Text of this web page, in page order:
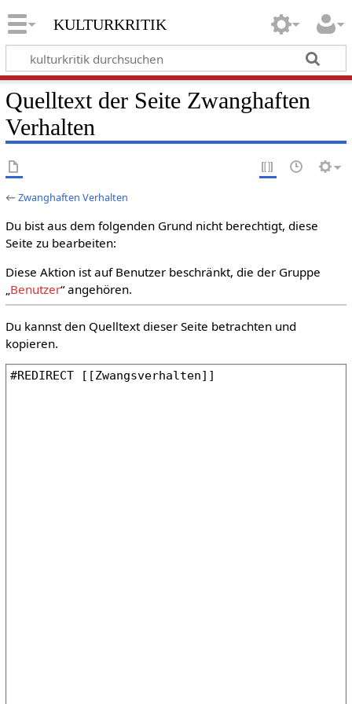
kulturkritik
Quelltext der Seite Zwanghaften
Verhalten
←Zwanghaften Verhalten
Du bist aus dem folgenden Grund nicht berechtigt, diese
Seite zu bearbeiten:
Diese Aktion ist auf Benutzer beschränkt, die der Gruppe
„Benutzer“ angehören.
Du kannst den Quelltext dieser Seite betrachten und
kopieren.